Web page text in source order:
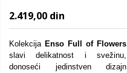
2.419,00 din
Kolekcija Enso Full of Flowers
slavi delikatnost i svežinu,
donoseći jedinstven dizajn